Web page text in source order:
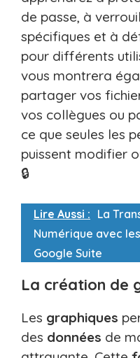
de passe, à
spécifiques et à
pour différents
vous montrera
partager vos
vos collègues ou
ce que seules les
puissent modifier
🔒
Lire Aussi : La
Numérique avec
Google Suite
La création de
Les graphiques
des données de